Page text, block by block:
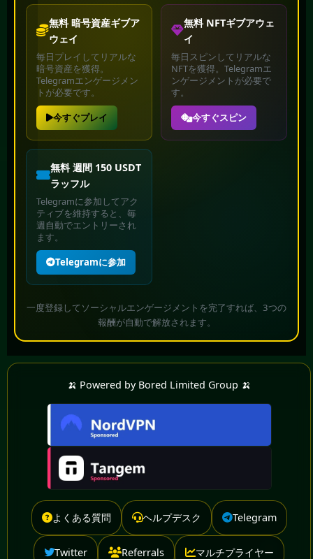
無料 暗号資産ギブア
ウェイ
毎日プレイしてリアルな
暗号資産を獲得。
Telegramエンゲージメン
トが必要です。
今すぐプレイ
無料 NFTギブアウェ
イ
毎日スピンしてリアルな
NFTを獲得。Telegramエ
ンゲージメントが必要で
す。
今すぐスピン
無料 週間 150 USDT
ラッフル
Telegramに参加してアク
ティブを維持すると、毎
週自動でエントリーされ
ます。
Telegramに参加
一度登録してソーシャルエンゲージメントを完了すれば、3つの
報酬が自動で解放されます。
🍌 Powered by Bored Limited Group 🍌
よくある質問 ヘルプデスク Telegram
Twitter Referrals マルチプライヤー